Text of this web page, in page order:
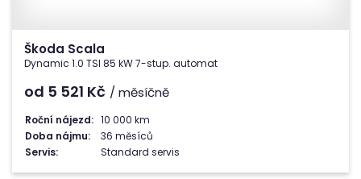
Škoda Scala
Dynamic 1.0 TSI 85 kW 7-stup. automat
od 5 521 Kč / měsíčně
Roční nájezd: 10 000 km
Doba nájmu:
36 měsíců
Servis:
Standard servis